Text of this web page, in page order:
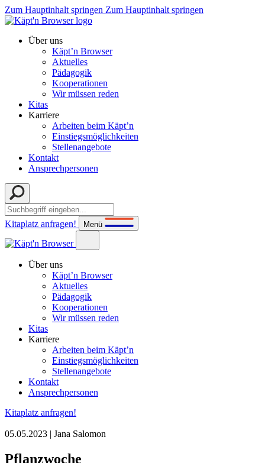
Zum Hauptinhalt springen Zum Hauptinhalt springen
Über uns
Käpt’n Browser
Aktuelles
Pädagogik
Kooperationen
Wir müssen reden
Kitas
Karriere
Arbeiten beim Käpt’n
Einstiegsmöglichkeiten
Stellenangebote
Kontakt
Ansprechpersonen
Kitaplatz anfragen! Menü
Über uns
Käpt’n Browser
Aktuelles
Pädagogik
Kooperationen
Wir müssen reden
Kitas
Karriere
Arbeiten beim Käpt’n
Einstiegsmöglichkeiten
Stellenangebote
Kontakt
Ansprechpersonen
Kitaplatz anfragen!
05.05.2023 | Jana Salomon
Pflanzwoche